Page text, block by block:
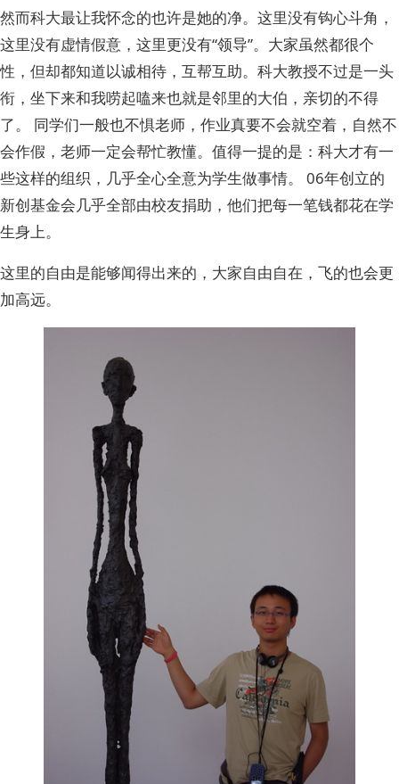
然而科大最让我怀念的也许是她的净。这里没有钩心斗角，
这里没有虚情假意，这里更没有“领导”。大家虽然都很个
性，但却都知道以诚相待，互帮互助。科大教授不过是一头
衔，坐下来和我唠起嗑来也就是邻里的大伯，亲切的不得
了。 同学们一般也不惧老师，作业真要不会就空着，自然不
会作假，老师一定会帮忙教懂。值得一提的是：科大才有一
些这样的组织，几乎全心全意为学生做事情。 06年创立的
新创基金会几乎全部由校友捐助，他们把每一笔钱都花在学
生身上。
这里的自由是能够闻得出来的，大家自由自在，飞的也会更
加高远。